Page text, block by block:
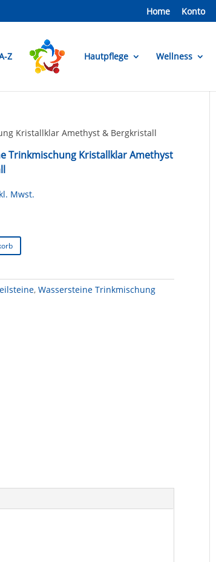
Home Konto
Z Hautpflege Wellness
Kristallklar Amethyst & Bergkristall
Trinkmischung Kristallklar Amethyst
Mwst.
,Wassersteine Trinkmischung